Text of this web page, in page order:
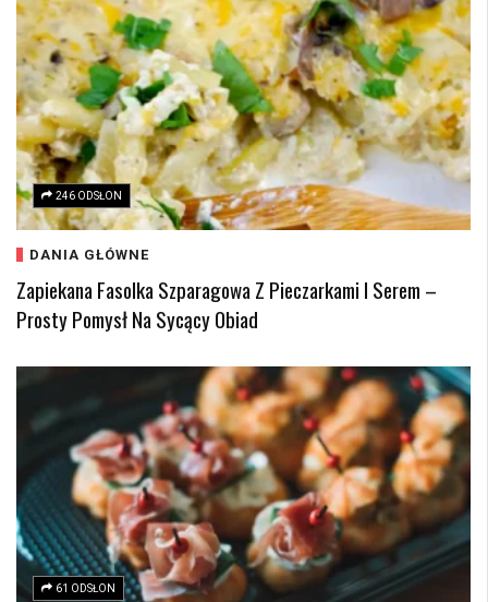
246 ODSŁON
DANIA GŁÓWNE
Zapiekana Fasolka Szparagowa Z Pieczarkami I Serem –
Prosty Pomysł Na Sycący Obiad
61 ODSŁON